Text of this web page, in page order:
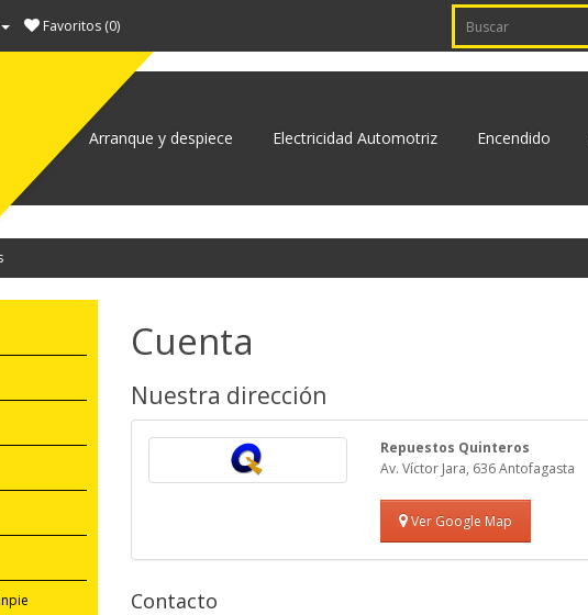
Favoritos (0)
Arranque y despiece Electricidad Automotriz Encendido
Cuenta
Nuestra dirección
Repuestos Quinteros
Av. Víctor Jara, 636 Antofagasta
Ver Google Map
Contacto